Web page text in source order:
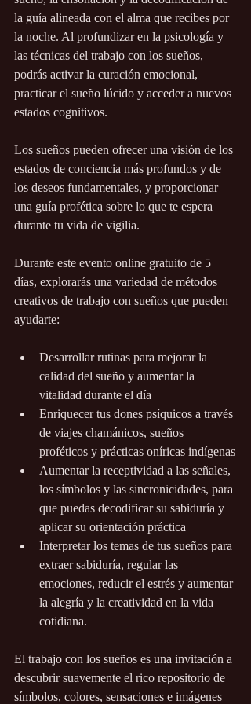
la guía alineada con el alma que recibes por
la noche. Al profundizar en la psicología y
las técnicas del trabajo con los sueños,
podrás activar la curación emocional,
practicar el sueño lúcido y acceder a nuevos
estados cognitivos.
Los sueños pueden ofrecer una visión de los
estados de conciencia más profundos y de
los deseos fundamentales, y proporcionar
una guía profética sobre lo que te espera
durante tu vida de vigilia.
Durante este evento online gratuito de 5
días, explorarás una variedad de métodos
creativos de trabajo con sueños que pueden
ayudarte:
Desarrollar rutinas para mejorar la
calidad del sueño y aumentar la
vitalidad durante el día
Enriquecer tus dones psíquicos a través
de viajes chamánicos, sueños
proféticos y prácticas oníricas indígenas
Aumentar la receptividad a las señales,
los símbolos y las sincronicidades, para
que puedas decodificar su sabiduría y
aplicar su orientación práctica
Interpretar los temas de tus sueños para
extraer sabiduría, regular las
emociones, reducir el estrés y aumentar
la alegría y la creatividad en la vida
cotidiana.
El trabajo con los sueños es una invitación a
descubrir suavemente el rico repositorio de
símbolos, colores, sensaciones e imágenes